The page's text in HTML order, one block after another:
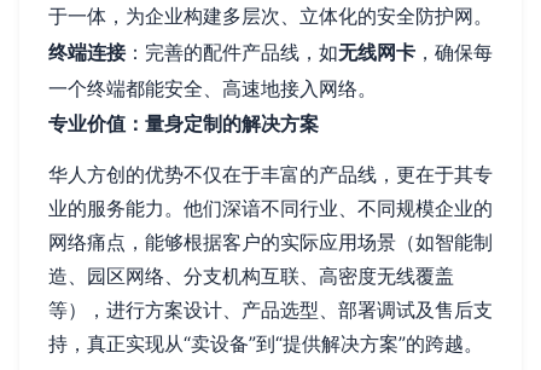
于一体，为企业构建多层次、立体化的安全防护网。
终端连接：完善的配件产品线，如无线网卡 ，确保每
一个终端都能安全、高速地接入网络。
专业价值：量身定制的解决方案
华人方创的优势不仅在于丰富的产品线，更在于其专
业的服务能力。他们深谙不同行业、不同规模企业的
网络痛点，能够根据客户的实际应用场景（如智能制
造、园区网络、分支机构互联、高密度无线覆盖
等），进行方案设计、产品选型、部署调试及售后支
持，真正实现从“卖设备”到“提供解决方案”的跨越。